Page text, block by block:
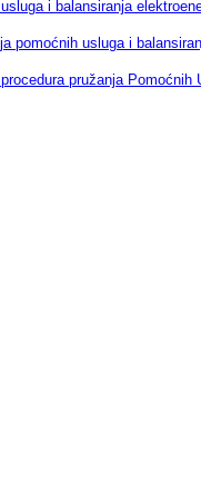
i balansiranja
pomoćnih usluga i
pružanja